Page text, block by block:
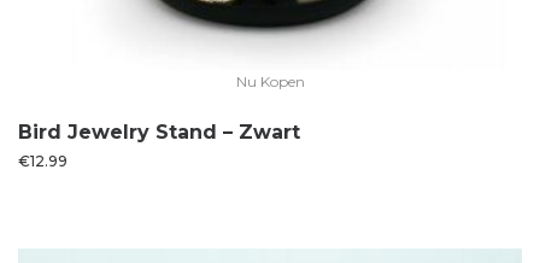
Nu Kopen
Bird Jewelry Stand – Zwart
€12.99